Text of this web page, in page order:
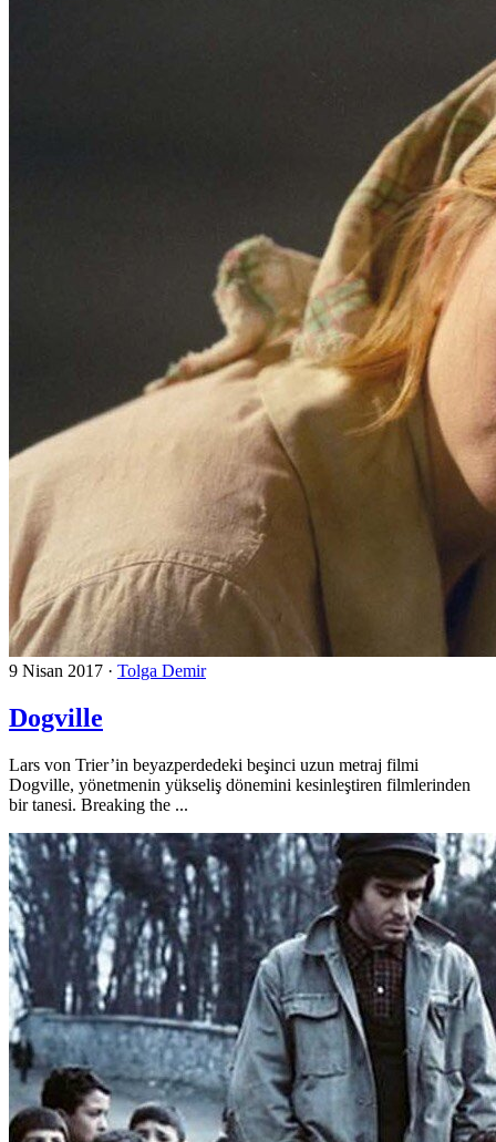
9 Nisan 2017 · Tolga Demir
Dogville
Lars von Trier’in beyazperdedeki beşinci uzun metraj filmi
Dogville, yönetmenin yükseliş dönemini kesinleştiren filmlerinden
bir tanesi. Breaking the ...